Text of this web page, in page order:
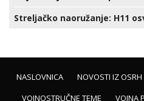
Streljačko naoružanje: H11
NASLOVNICA NOVOSTI IZ OSRH
VOJNOSTRUČNE TEME
VOJNA